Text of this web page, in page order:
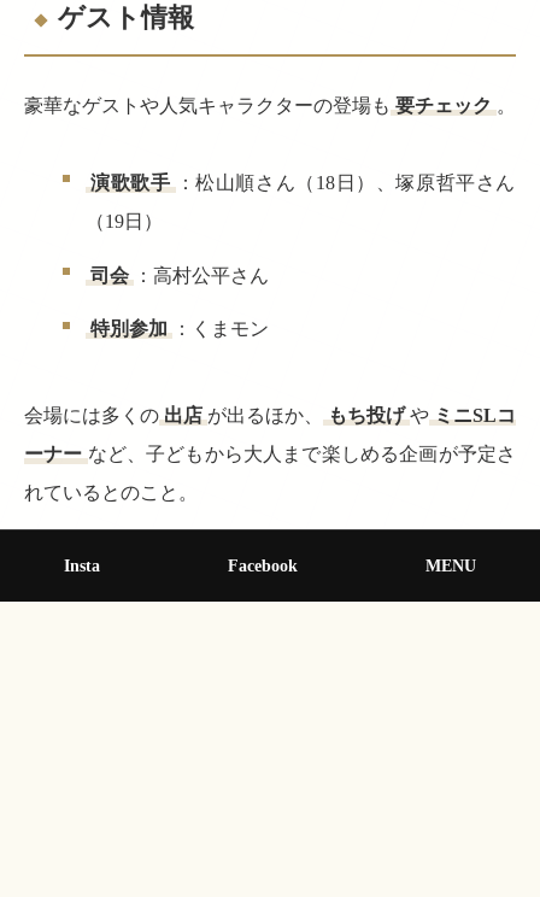
ゲスト情報
豪華なゲストや人気キャラクターの登場も 要チェック 。
演歌歌手 ：松山順さん（18日）、塚原哲平さん
（19日）
司会 ：高村公平さん
特別参加 ：くまモン
会場には多くの 出店 が出るほか、 もち投げ や ミニSLコ
ーナー など、子どもから大人まで楽しめる企画が予定さ
れているとのこと。
Insta Facebook MENU